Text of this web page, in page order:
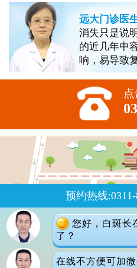
远大门诊医
消失只是说
的近几年中
响，易导致
预约热线:0311-
您好，白斑长
了？
在线不方便可加